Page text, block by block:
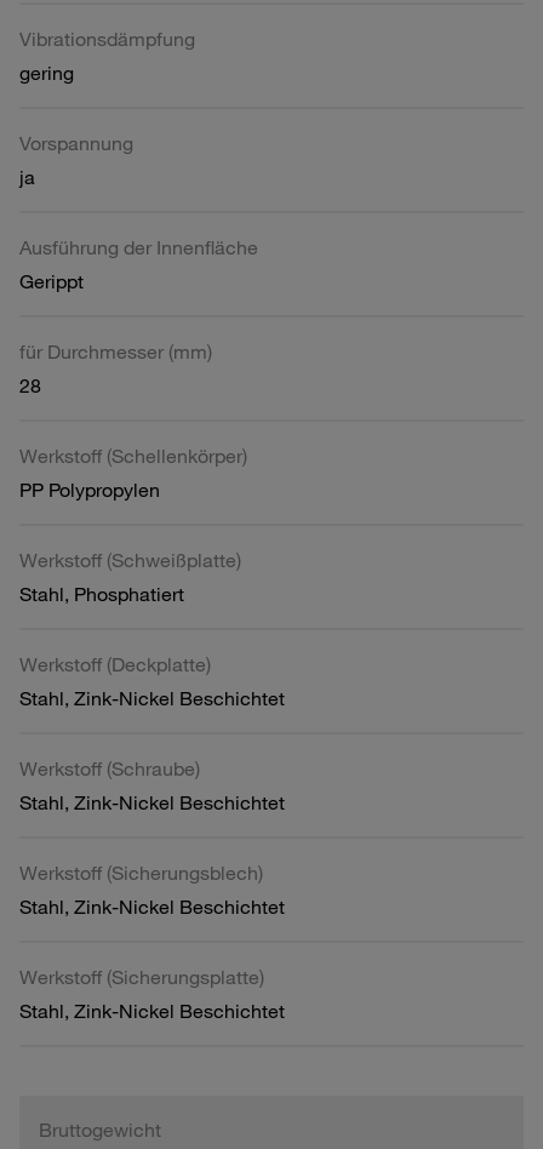
Vibrationsdämpfung
gering
Vorspannung
ja
Ausführung der Innenfläche
Gerippt
für Durchmesser (mm)
28
Werkstoff (Schellenkörper)
PP Polypropylen
Werkstoff (Schweißplatte)
Stahl, Phosphatiert
Werkstoff (Deckplatte)
Stahl, Zink-Nickel Beschichtet
Werkstoff (Schraube)
Stahl, Zink-Nickel Beschichtet
Werkstoff (Sicherungsblech)
Stahl, Zink-Nickel Beschichtet
Werkstoff (Sicherungsplatte)
Stahl, Zink-Nickel Beschichtet
Bruttogewicht